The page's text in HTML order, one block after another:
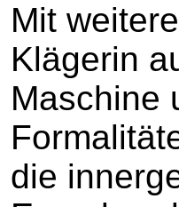
Mit
Klägerin
Maschine
die